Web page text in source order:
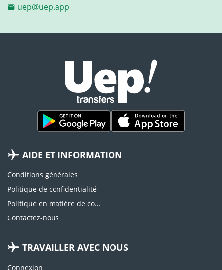
uep@uep.app
AIDE ET INFORMATION
Conditions générales
Politique de confidentialité
Politique en matière de cookies
Contactez-nous
TRAVAILLER AVEC NOUS
Connexion